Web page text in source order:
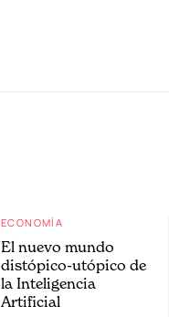
ECONOMÍA
El nuevo mundo
distópico-utópico de
la Inteligencia
Artificial